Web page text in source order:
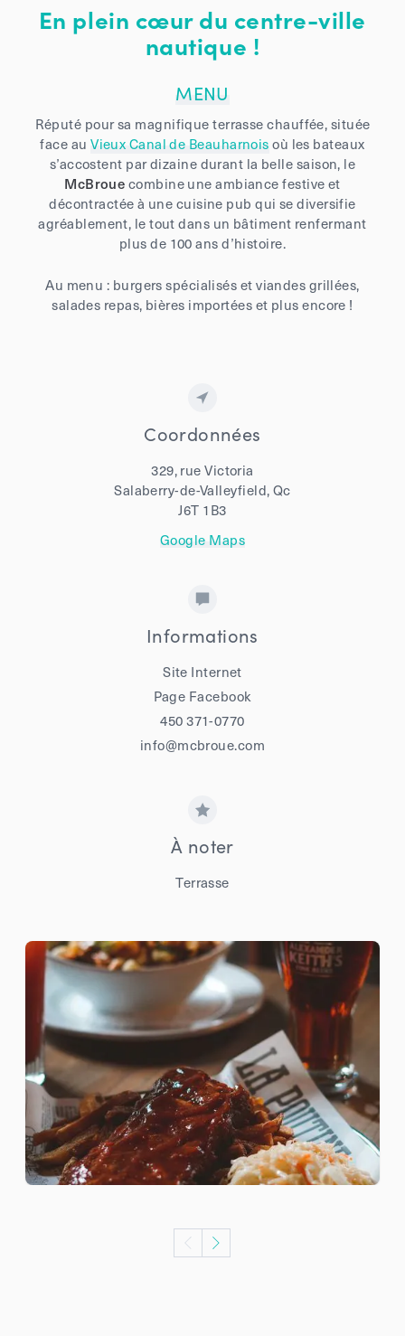
En plein cœur du centre-ville
nautique !
MENU
Réputé pour sa magnifique terrasse chauffée, située
face auVieux Canal de Beauharnoisoù les bateaux
s’accostent par dizaine durant la belle saison, le
McBrouecombine une ambiance festive et
décontractée à une cuisine pub qui se diversifie
agréablement, le tout dans un bâtiment renfermant
plus de 100 ans d’histoire.
Au menu : burgers spécialisés et viandes grillées,
salades repas, bières importées et plus encore !
Coordonnées
329, rue Victoria
Salaberry-de-Valleyfield, Qc
J6T 1B3
Google Maps
Informations
Site Internet
Page Facebook
450 371-0770
info@mcbroue.com
À noter
Terrasse